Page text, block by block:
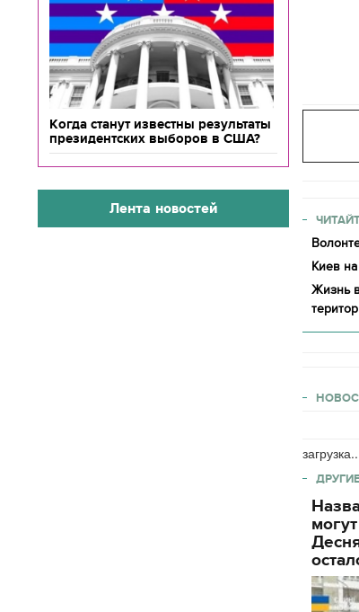
Когда станут известны результаты
президентских выборов в США?
Лента новостей
Киев
Жизнь